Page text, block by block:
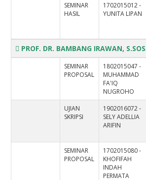
SEMINAR
HASIL
1702015012 -
YUNITA LIPAN
PROF. DR. BAMBANG IRAWAN,
SEMINAR
PROPOSAL
1802015047 -
MUHAMMAD
FA'IQ
NUGROHO
UJIAN
SKRIPSI
1902016072 -
SELY ADELLIA
ARIFIN
SEMINAR
PROPOSAL
1702015080 -
KHOFIFAH
INDAH
PERMATA